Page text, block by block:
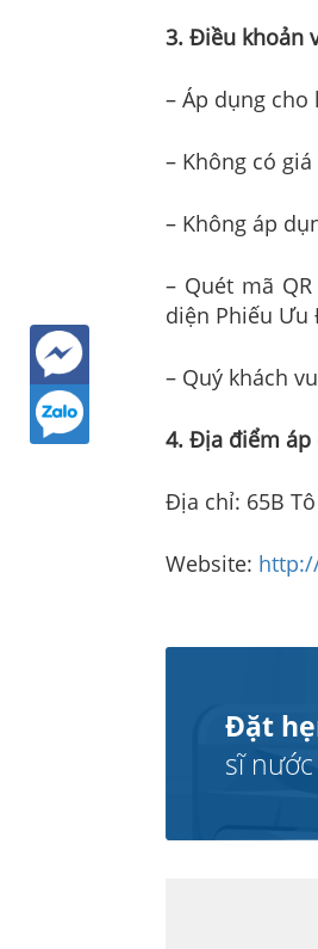
3. Điều khoản
– Áp dụng cho
– Không có
– Không áp
– Quét mã
diện Phiếu Ưu
– Quý khách
4. Địa điểm áp
Địa chỉ: 65B
Website:
Đặt
sĩ